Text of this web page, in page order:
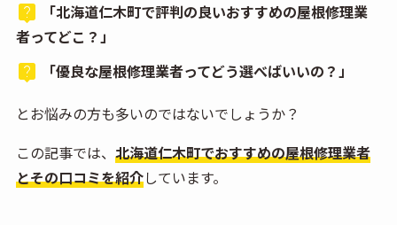
「北海道仁木町で評判の良いおすすめの屋根修理業
者ってどこ？」
「優良な屋根修理業者ってどう選べばいいの？」
とお悩みの方も多いのではないでしょうか？
この記事では、 北海道仁木町でおすすめの屋根修理業者
とその口コミを紹介しています。